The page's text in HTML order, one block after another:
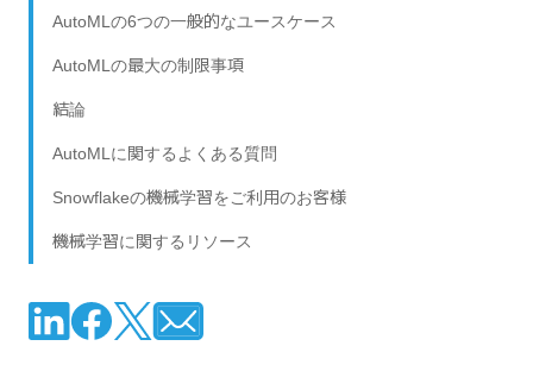
AutoMLの6つの一般的なユースケース
AutoMLの最大の制限事項
結論
AutoMLに関するよくある質問
Snowflakeの機械学習をご利用のお客様
機械学習に関するリソース